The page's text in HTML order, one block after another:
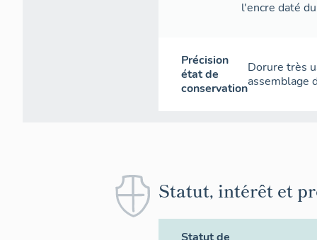
l'encre daté
Précision
état de
conservation
Dorure très
assemblage
Statut, intérêt et